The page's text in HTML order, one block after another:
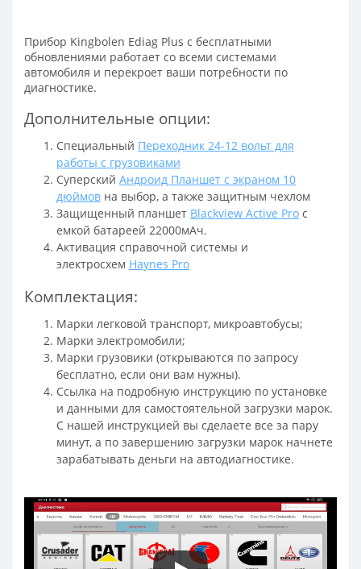
Прибор Kingbolen Ediag Plus с бесплатными
обновлениями работает со всеми системами
автомобиля и перекроет ваши потребности по
диагностике.
Дополнительные опции:
Специальный Переходник 24-12 вольт для
работы с грузовиками
Суперский Андроид Планшет с экраном 10
дюймов на выбор, а также защитным чехлом
Защищенный планшет Blackview Active Pro c
емкой батареей 22000мАч.
Активация справочной системы и
электросхем Haynes Pro
Комплектация:
Марки легковой транспорт, микроавтобусы;
Марки электромобили;
Марки грузовики (открываются по запросу
бесплатно, если они вам нужны).
Ссылка на подробную инструкцию по установке
и данными для самостоятельной загрузки марок.
С нашей инструкцией вы сделаете все за пару
минут, а по завершению загрузки марок начнете
зарабатывать деньги на автодиагностике.